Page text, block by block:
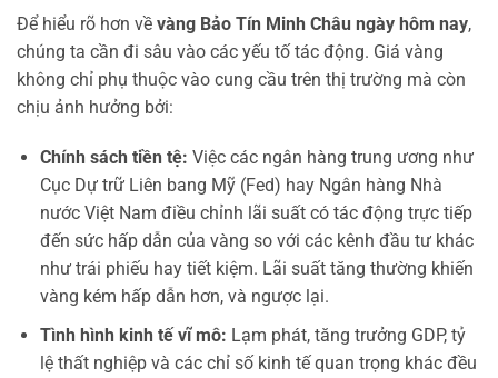
Để hiểu rõ hơn về vàng Bảo Tín Minh Châu ngày hôm nay,
chúng ta cần đi sâu vào các yếu tố tác động. Giá vàng
không chỉ phụ thuộc vào cung cầu trên thị trường mà còn
chịu ảnh hưởng bởi:
Chính sách tiền tệ: Việc các ngân hàng trung ương như
Cục Dự trữ Liên bang Mỹ (Fed) hay Ngân hàng Nhà
nước Việt Nam điều chỉnh lãi suất có tác động trực tiếp
đến sức hấp dẫn của vàng so với các kênh đầu tư khác
như trái phiếu hay tiết kiệm. Lãi suất tăng thường khiến
vàng kém hấp dẫn hơn, và ngược lại.
Tình hình kinh tế vĩ mô: Lạm phát, tăng trưởng GDP, tỷ
lệ thất nghiệp và các chỉ số kinh tế quan trọng khác đều